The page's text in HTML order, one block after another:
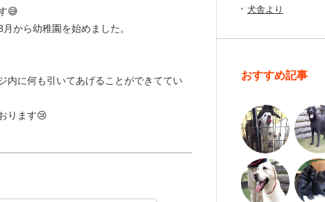
😅
から幼稚園を始めました。
内に何も引いてあげることができててい
ります😢
犬舎より
おすすめ記事